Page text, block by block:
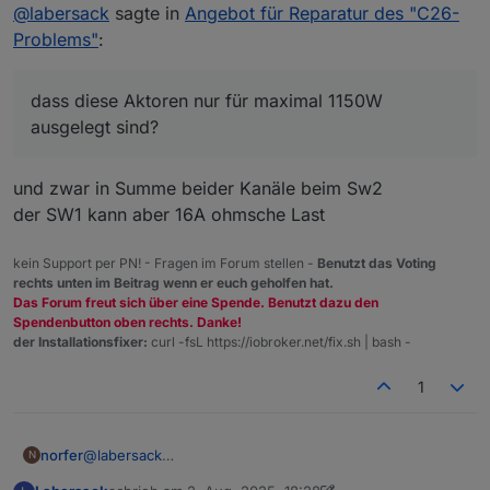
Sicherungswiderstand in Ordnung, der hat andere
Zwei haben danach wieder funktioniert, bei einem
brannte er sofort wieder durch, also hat auch der
andere Probleme.
Sicherungen/Sicherungswiderstände ist schon
seltsam.... was hattest du da dranhängen?
Dir ist bekannt, dass diese Aktoren nur für maximal
Kann dir also 3 reparierte Schalter zurückschicken.
Nicht stören
@labersack sagte in Angebot für Reparatur des "C26-
Problems":
dass diese Aktoren nur für maximal 1150W
ausgelegt sind?
und zwar in Summe beider Kanäle beim Sw2
der SW1 kann aber 16A ohmsche Last
kein Support per PN! - Fragen im Forum stellen - Benutzt das Voting
rechts unten im Beitrag wenn er euch geholfen hat.
Das Forum freut sich über eine Spende. Benutzt dazu den
Spendenbutton oben rechts. Danke!
der Installationsfixer: curl -fsL https://iobroker.net/fix.sh | bash -
1
N norfer@labersack